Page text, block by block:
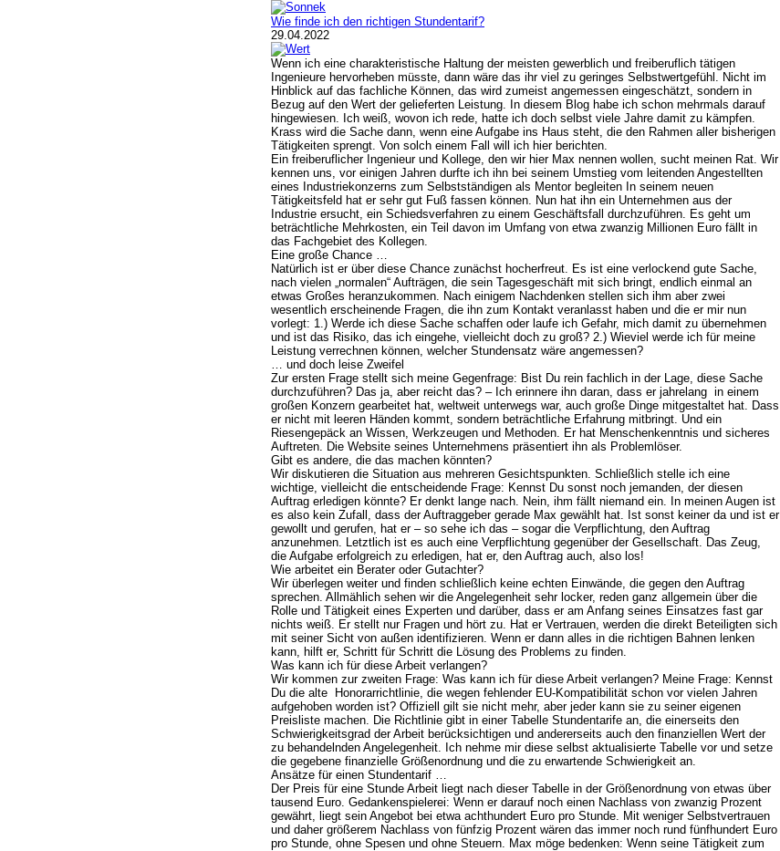
Wie finde ich den richtigen Stundentarif?
29.04.2022
Wenn ich eine charakteristische Haltung der meisten gewerblich und freiberuflich tätigen
Ingenieure hervorheben müsste, dann wäre das ihr viel zu geringes Selbstwertgefühl. Nicht im
Hinblick auf das fachliche Können, das wird zumeist angemessen eingeschätzt, sondern in
Bezug auf den Wert der gelieferten Leistung. In diesem Blog habe ich schon mehrmals darauf
hingewiesen. Ich weiß, wovon ich rede, hatte ich doch selbst viele Jahre damit zu kämpfen.
Krass wird die Sache dann, wenn eine Aufgabe ins Haus steht, die den Rahmen aller bisherigen
Tätigkeiten sprengt. Von solch einem Fall will ich hier berichten.
Ein freiberuflicher Ingenieur und Kollege, den wir hier Max nennen wollen, sucht meinen Rat. Wir
kennen uns, vor einigen Jahren durfte ich ihn bei seinem Umstieg vom leitenden Angestellten
eines Industriekonzerns zum Selbstständigen als Mentor begleiten In seinem neuen
Tätigkeitsfeld hat er sehr gut Fuß fassen können. Nun hat ihn ein Unternehmen aus der
Industrie ersucht, ein Schiedsverfahren zu einem Geschäftsfall durchzuführen. Es geht um
beträchtliche Mehrkosten, ein Teil davon im Umfang von etwa zwanzig Millionen Euro fällt in
das Fachgebiet des Kollegen.
Eine große Chance …
Natürlich ist er über diese Chance zunächst hocherfreut. Es ist eine verlockend gute Sache,
nach vielen „normalen“ Aufträgen, die sein Tagesgeschäft mit sich bringt, endlich einmal an
etwas Großes heranzukommen. Nach einigem Nachdenken stellen sich ihm aber zwei
wesentlich erscheinende Fragen, die ihn zum Kontakt veranlasst haben und die er mir nun
vorlegt: 1.) Werde ich diese Sache schaffen oder laufe ich Gefahr, mich damit zu übernehmen
und ist das Risiko, das ich eingehe, vielleicht doch zu groß? 2.) Wieviel werde ich für meine
Leistung verrechnen können, welcher Stundensatz wäre angemessen?
… und doch leise Zweifel
Zur ersten Frage stellt sich meine Gegenfrage: Bist Du rein fachlich in der Lage, diese Sache
durchzuführen? Das ja, aber reicht das? – Ich erinnere ihn daran, dass er jahrelang in einem
großen Konzern gearbeitet hat, weltweit unterwegs war, auch große Dinge mitgestaltet hat. Dass
er nicht mit leeren Händen kommt, sondern beträchtliche Erfahrung mitbringt. Und ein
Riesengepäck an Wissen, Werkzeugen und Methoden. Er hat Menschenkenntnis und sicheres
Auftreten. Die Website seines Unternehmens präsentiert ihn als Problemlöser.
Gibt es andere, die das machen könnten?
Wir diskutieren die Situation aus mehreren Gesichtspunkten. Schließlich stelle ich eine
wichtige, vielleicht die entscheidende Frage: Kennst Du sonst noch jemanden, der diesen
Auftrag erledigen könnte? Er denkt lange nach. Nein, ihm fällt niemand ein. In meinen Augen ist
es also kein Zufall, dass der Auftraggeber gerade Max gewählt hat. Ist sonst keiner da und ist er
gewollt und gerufen, hat er – so sehe ich das – sogar die Verpflichtung, den Auftrag
anzunehmen. Letztlich ist es auch eine Verpflichtung gegenüber der Gesellschaft. Das Zeug,
die Aufgabe erfolgreich zu erledigen, hat er, den Auftrag auch, also los!
Wie arbeitet ein Berater oder Gutachter?
Wir überlegen weiter und finden schließlich keine echten Einwände, die gegen den Auftrag
sprechen. Allmählich sehen wir die Angelegenheit sehr locker, reden ganz allgemein über die
Rolle und Tätigkeit eines Experten und darüber, dass er am Anfang seines Einsatzes fast gar
nichts weiß. Er stellt nur Fragen und hört zu. Hat er Vertrauen, werden die direkt Beteiligten sich
mit seiner Sicht von außen identifizieren. Wenn er dann alles in die richtigen Bahnen lenken
kann, hilft er, Schritt für Schritt die Lösung des Problems zu finden.
Was kann ich für diese Arbeit verlangen?
Wir kommen zur zweiten Frage: Was kann ich für diese Arbeit verlangen? Meine Frage: Kennst
Du die alte Honorarrichtlinie, die wegen fehlender EU-Kompatibilität schon vor vielen Jahren
aufgehoben worden ist? Offiziell gilt sie nicht mehr, aber jeder kann sie zu seiner eigenen
Preisliste machen. Die Richtlinie gibt in einer Tabelle Stundentarife an, die einerseits den
Schwierigkeitsgrad der Arbeit berücksichtigen und andererseits auch den finanziellen Wert der
zu behandelnden Angelegenheit. Ich nehme mir diese selbst aktualisierte Tabelle vor und setze
die gegebene finanzielle Größenordnung und die zu erwartende Schwierigkeit an.
Ansätze für einen Stundentarif …
Der Preis für eine Stunde Arbeit liegt nach dieser Tabelle in der Größenordnung von etwas über
tausend Euro. Gedankenspielerei: Wenn er darauf noch einen Nachlass von zwanzig Prozent
gewährt, liegt sein Angebot bei etwa achthundert Euro pro Stunde. Mit weniger Selbstvertrauen
und daher größerem Nachlass von fünfzig Prozent wären das immer noch rund fünfhundert Euro
pro Stunde, ohne Spesen und ohne Steuern. Max möge bedenken: Wenn seine Tätigkeit zum